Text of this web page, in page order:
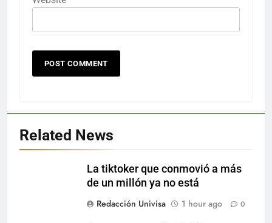
Related News
La tiktoker que conmovió a más
de un millón ya no está
Redacción Univisa
1 hour ago 0